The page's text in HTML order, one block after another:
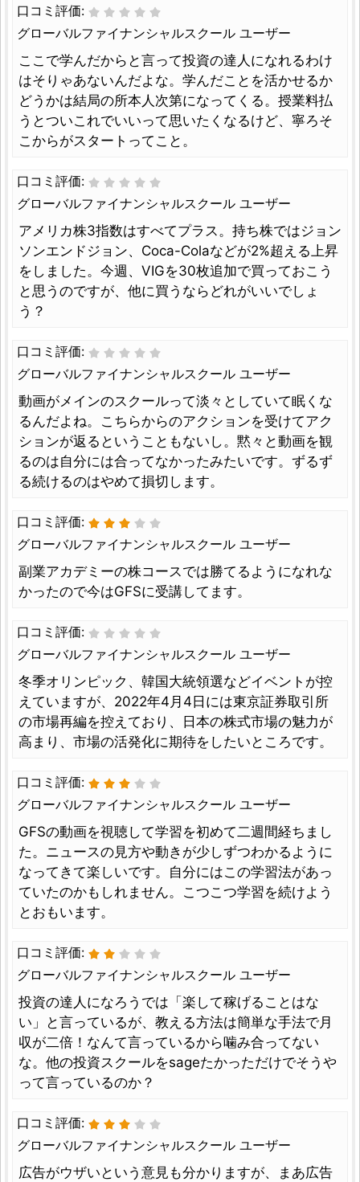
口コミ評価:
グローバルファイナンシャルスクール ユーザー
ここで学んだからと言って投資の達人になれるわけ
はそりゃあないんだよな。学んだことを活かせるか
どうかは結局の所本人次第になってくる。授業料払
うとついこれでいいって思いたくなるけど、寧ろそ
こからがスタートってこと。
口コミ評価:
グローバルファイナンシャルスクール ユーザー
アメリカ株3指数はすべてプラス。持ち株ではジョン
ソンエンドジョン、Coca-Colaなどが2%超える上昇
をしました。今週、VIGを30枚追加で買っておこう
と思うのですが、他に買うならどれがいいでしょ
う？
口コミ評価:
グローバルファイナンシャルスクール ユーザー
動画がメインのスクールって淡々としていて眠くな
るんだよね。こちらからのアクションを受けてアク
ションが返るということもないし。黙々と動画を観
るのは自分には合ってなかったみたいです。ずるず
る続けるのはやめて損切します。
口コミ評価:
グローバルファイナンシャルスクール ユーザー
副業アカデミーの株コースでは勝てるようになれな
かったので今はGFSに受講してます。
口コミ評価:
グローバルファイナンシャルスクール ユーザー
冬季オリンピック、韓国大統領選などイベントが控
えていますが、2022年4月4日には東京証券取引所
の市場再編を控えており、日本の株式市場の魅力が
高まり、市場の活発化に期待をしたいところです。
口コミ評価:
グローバルファイナンシャルスクール ユーザー
GFSの動画を視聴して学習を初めて二週間経ちまし
た。ニュースの見方や動きが少しずつわかるように
なってきて楽しいです。自分にはこの学習法があっ
ていたのかもしれません。こつこつ学習を続けよう
とおもいます。
口コミ評価:
グローバルファイナンシャルスクール ユーザー
投資の達人になろうでは「楽して稼げることはな
い」と言っているが、教える方法は簡単な手法で月
収が二倍！なんて言っているから噛み合ってない
な。他の投資スクールをsageたかっただけでそうや
って言っているのか？
口コミ評価:
グローバルファイナンシャルスクール ユーザー
広告がウザいという意見も分かりますが、まあ広告